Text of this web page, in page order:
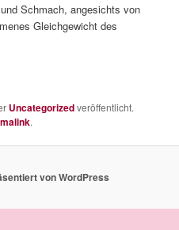
Schmach, angesichts von
Gleichgewicht des
Uncategorizedveröffentlicht.
.
von WordPress